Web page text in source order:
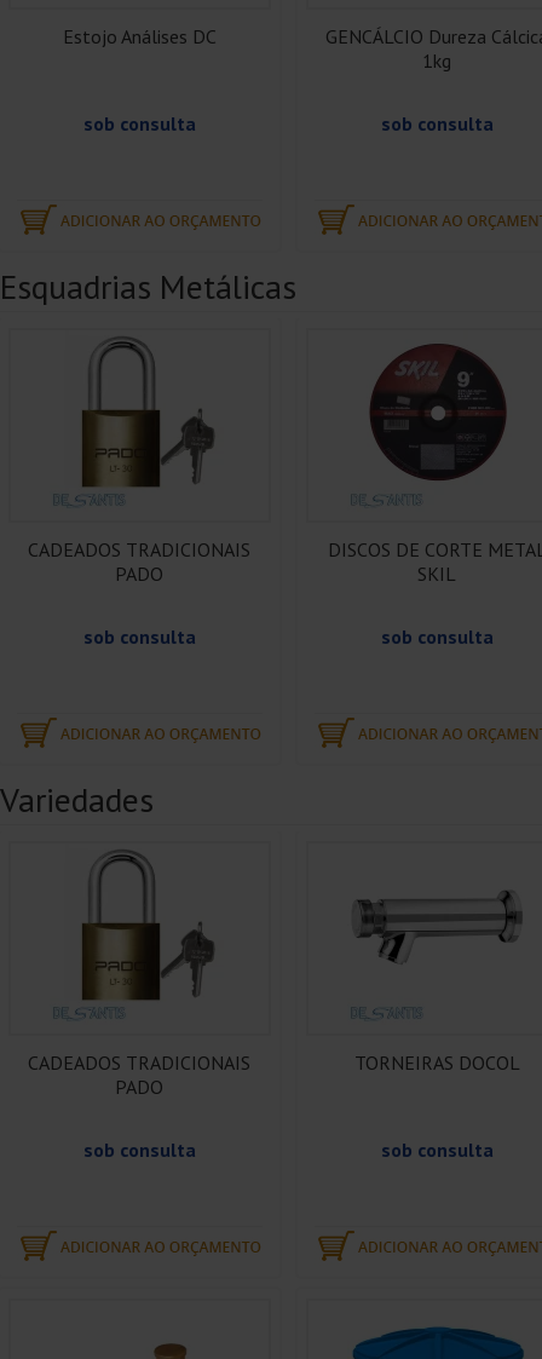
Estojo Análises DC
sob consulta
GENCÁLCIO Dureza
1kg
sob consulta
Esquadrias Metálicas
CADEADOS TRADICIONAIS
PADO
sob consulta
DISCOS DE CORTE
SKIL
sob consulta
Variedades
CADEADOS TRADICIONAIS
PADO
sob consulta
TORNEIRAS DOCOL
sob consulta